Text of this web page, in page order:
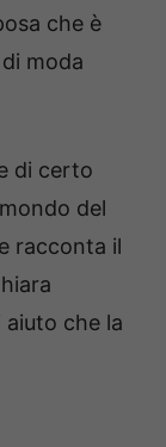
che è
moda
di certo
del
racconta il
che la